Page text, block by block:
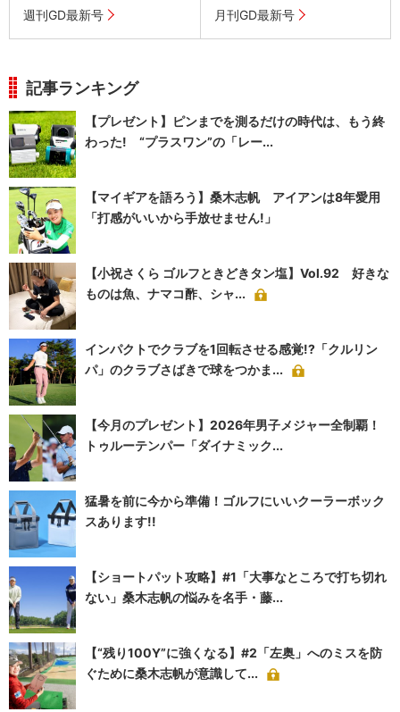
週刊GD最新号 月刊GD最新号
記事ランキング
【プレゼント】ピンまでを測るだけの時代は、もう終
わった! “プラスワン”の「レー...
【マイギアを語ろう】桑木志帆 アイアンは8年愛用
「打感がいいから手放せません!」
【小祝さくら ゴルフときどきタン塩】Vol.92 好きな
ものは魚、ナマコ酢、シャ...
インパクトでクラブを1回転させる感覚!?「クルリン
パ」のクラブさばきで球をつかま...
【今月のプレゼント】2026年男子メジャー全制覇！
トゥルーテンパー「ダイナミック...
猛暑を前に今から準備！ゴルフにいいクーラーボック
スあります!!
【ショートパット攻略】#1「大事なところで打ち切れ
ない」桑木志帆の悩みを名手・藤...
【“残り100Y”に強くなる】#2「左奥」へのミスを防
ぐために桑木志帆が意識して...